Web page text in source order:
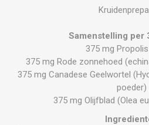
Samenstelling per
375 mg
375 mg Rode zonnehoed
375 mg Canadese Geelwortel
poeder)
375 mg Olijfblad (Olea